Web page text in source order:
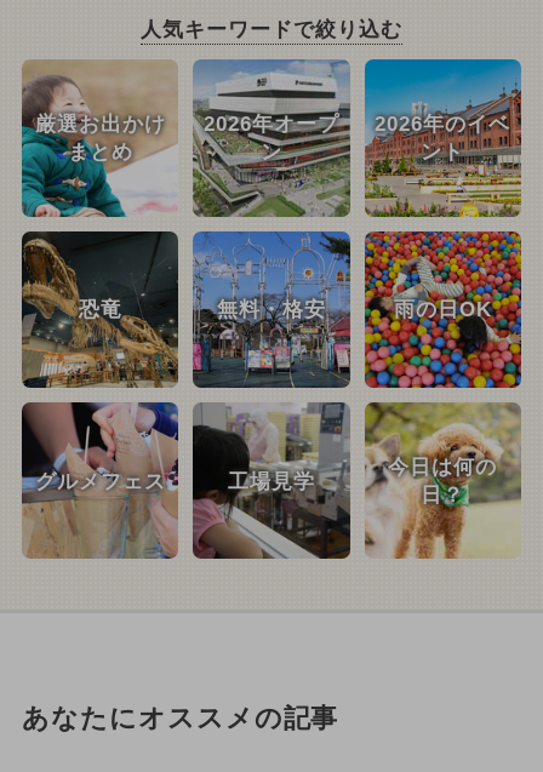
人気キーワードで絞り込む
厳選お出かけ
まとめ
2026年オープ
ン
2026年のイベ
ント
恐竜 無料・格安 雨の日OK
グルメフェス 工場見学
今日は何の
日？
あなたにオススメの記事